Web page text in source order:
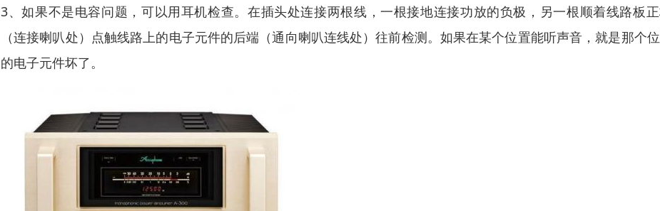
3、如果不是电容问题，可以用耳机检查。在插头处连接两根线，一根接地连接功放的负极，另一根顺着线路板
（连接喇叭处）点触线路上的电子元件的后端（通向喇叭连线处）往前检测。如果在某个位置能听声音，就是那个
的电子元件坏了。